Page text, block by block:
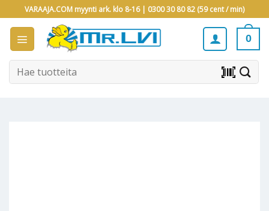
to
content
VARAAJA.COM myynti ark. klo 8-16 | 0300 30 80 82 (59 cent / min)
0
Etsi: barcode_scanner